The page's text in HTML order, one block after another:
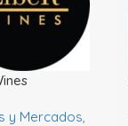
y Mercados,